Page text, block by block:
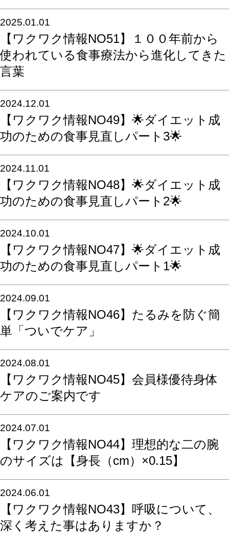
2025.01.01
【ワクワク情報NO51】１００年前から
使われている食事療法から進化してきた
言葉
2024.12.01
【ワクワク情報NO49】🌟ダイエット成
功のための食事見直しパート3🌟
2024.11.01
【ワクワク情報NO48】🌟ダイエット成
功のための食事見直しパート2🌟
2024.10.01
【ワクワク情報NO47】🌟ダイエット成
功のための食事見直しパート1🌟
2024.09.01
【ワクワク情報NO46】たるみを防ぐ簡
単「ついでケア」
2024.08.01
【ワクワク情報NO45】会員様優待身体
ケアのご案内です
2024.07.01
【ワクワク情報NO44】理想的な二の腕
のサイズは【身長（cm）×0.15】
2024.06.01
【ワクワク情報NO43】呼吸について、
深く考えた事はありますか？